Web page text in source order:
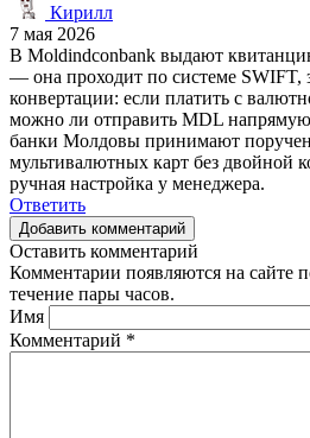
Кирилл
7 мая 2026
В Moldindconbank выдают
— она проходит по системе SWIFT,
конвертации: если платить с
можно ли отправить MDL
банки Молдовы принимают
мультивалютных карт без двойной
ручная настройка у менеджера.
Ответить
Добавить комментарий
Оставить комментарий
Комментарии появляются на сайте
течение пары часов.
Имя
Комментарий *